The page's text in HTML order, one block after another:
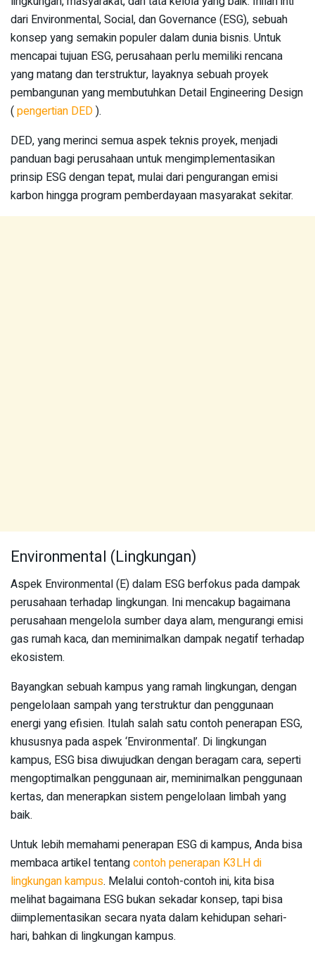
dari Environmental, Social, dan Governance (ESG), sebuah
konsep yang semakin populer dalam dunia bisnis. Untuk
mencapai tujuan ESG, perusahaan perlu memiliki rencana
yang matang dan terstruktur, layaknya sebuah proyek
pembangunan yang membutuhkan Detail Engineering Design
(pengertian DED).
DED, yang merinci semua aspek teknis proyek, menjadi
panduan bagi perusahaan untuk mengimplementasikan
prinsip ESG dengan tepat, mulai dari pengurangan emisi
karbon hingga program pemberdayaan masyarakat sekitar.
Environmental (Lingkungan)
Aspek Environmental (E) dalam ESG berfokus pada dampak
perusahaan terhadap lingkungan. Ini mencakup bagaimana
perusahaan mengelola sumber daya alam, mengurangi emisi
gas rumah kaca, dan meminimalkan dampak negatif terhadap
ekosistem.
Bayangkan sebuah kampus yang ramah lingkungan, dengan
pengelolaan sampah yang terstruktur dan penggunaan
energi yang efisien. Itulah salah satu contoh penerapan ESG,
khususnya pada aspek ‘Environmental’. Di lingkungan
kampus, ESG bisa diwujudkan dengan beragam cara, seperti
mengoptimalkan penggunaan air, meminimalkan penggunaan
kertas, dan menerapkan sistem pengelolaan limbah yang
baik.
Untuk lebih memahami penerapan ESG di kampus, Anda bisa
membaca artikel tentangcontoh penerapan K3LH di
lingkungan kampus. Melalui contoh-contoh ini, kita bisa
melihat bagaimana ESG bukan sekadar konsep, tapi bisa
diimplementasikan secara nyata dalam kehidupan sehari-
hari, bahkan di lingkungan kampus.